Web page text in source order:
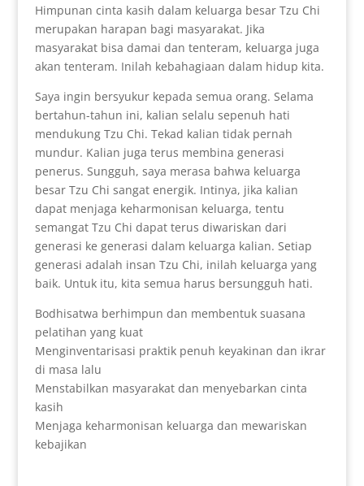
Himpunan cinta kasih dalam keluarga besar Tzu Chi
merupakan harapan bagi masyarakat. Jika
masyarakat bisa damai dan tenteram, keluarga juga
akan tenteram. Inilah kebahagiaan dalam hidup kita.
Saya ingin bersyukur kepada semua orang. Selama
bertahun-tahun ini, kalian selalu sepenuh hati
mendukung Tzu Chi. Tekad kalian tidak pernah
mundur. Kalian juga terus membina generasi
penerus. Sungguh, saya merasa bahwa keluarga
besar Tzu Chi sangat energik. Intinya, jika kalian
dapat menjaga keharmonisan keluarga, tentu
semangat Tzu Chi dapat terus diwariskan dari
generasi ke generasi dalam keluarga kalian. Setiap
generasi adalah insan Tzu Chi, inilah keluarga yang
baik. Untuk itu, kita semua harus bersungguh hati.
Bodhisatwa berhimpun dan membentuk suasana
pelatihan yang kuat
Menginventarisasi praktik penuh keyakinan dan ikrar
di masa lalu
Menstabilkan masyarakat dan menyebarkan cinta
kasih
Menjaga keharmonisan keluarga dan mewariskan
kebajikan